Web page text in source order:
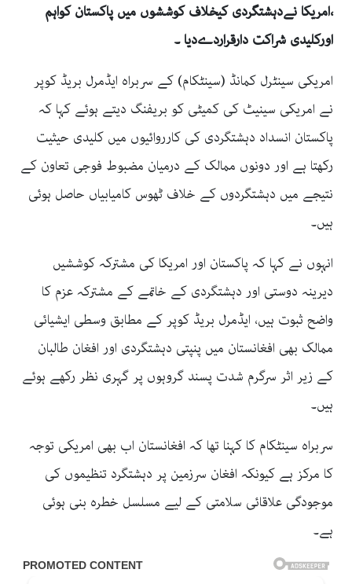
،امریکا نےدہشتگردی کیخلاف کوششوں میں پاکستان کواہم
اورکلیدی شراکت دارقراردےدیا ۔
امریکی سینٹرل کمانڈ (سینٹکام) کے سربراہ ایڈمرل بریڈ کوپر
نے امریکی سینیٹ کی کمیٹی کو بریفنگ دیتے ہوئے کہا کہ
پاکستان انسداد دہشتگردی کی کارروائیوں میں کلیدی حیثیت
رکھتا ہے اور دونوں ممالک کے درمیان مضبوط فوجی تعاون کے
نتیجے میں دہشتگردوں کے خلاف ٹھوس کامیابیاں حاصل ہوئی
ہیں۔
انہوں نے کہا کہ پاکستان اور امریکا کی مشترکہ کوششیں
دیرینہ دوستی اور دہشتگردی کے خاتمے کے مشترکہ عزم کا
واضح ثبوت ہیں، ایڈمرل بریڈ کوپر کے مطابق وسطی ایشیائی
ممالک بھی افغانستان میں پنپتی دہشتگردی اور افغان طالبان
کے زیر اثر سرگرم شدت پسند گروہوں پر گہری نظر رکھے ہوئے
ہیں۔
سربراہ سینٹکام کا کہنا تھا کہ افغانستان اب بھی امریکی توجہ
کا مرکز ہے کیونکہ افغان سرزمین پر دہشتگرد تنظیموں کی
موجودگی علاقائی سلامتی کے لیے مسلسل خطرہ بنی ہوئی
ہے۔